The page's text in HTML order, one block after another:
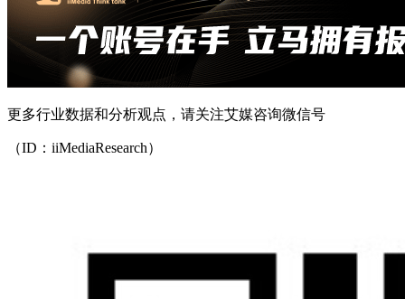
更多行业数据和分析观点，请关注艾媒咨询微信号
（ID：iiMediaResearch）